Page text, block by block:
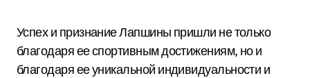
Успех и признание Лапшины пришли не только
благодаря ее спортивным достижениям, но и
благодаря ее уникальной индивидуальности и